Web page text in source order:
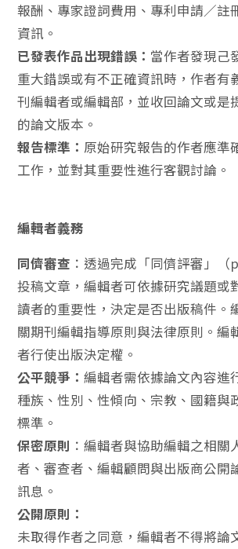
報酬、專家證詞費用、專利申請／註
資訊。
已發表作品出現錯誤： 當作者發現己
重大錯誤或有不正確資訊時，作者有
刊編輯者或編輯部，並收回論文或是
的論文版本。
報告標準： 原始研究報告的作者應準
工作，並對其重要性進行客觀討論。
編輯者義務
同儕審查 ：透過完成「同儕評審」
投稿文章，編輯者可依據研究議題或
讀者的重要性，決定是否出版稿件。
關期刊編輯指導原則與法律原則。編
者行使出版決定權。
公平競爭：編輯者需依據論文內容進
種族、性別、性傾向、宗教、國籍與
標準。
保密原則 ：編輯者與協助編輯之相關
者、審查者、編輯顧問與出版商公開
訊息。
公開原則：
未取得作者之同意，編輯者不得將論